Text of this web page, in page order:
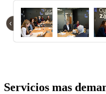
‹
Servicios mas